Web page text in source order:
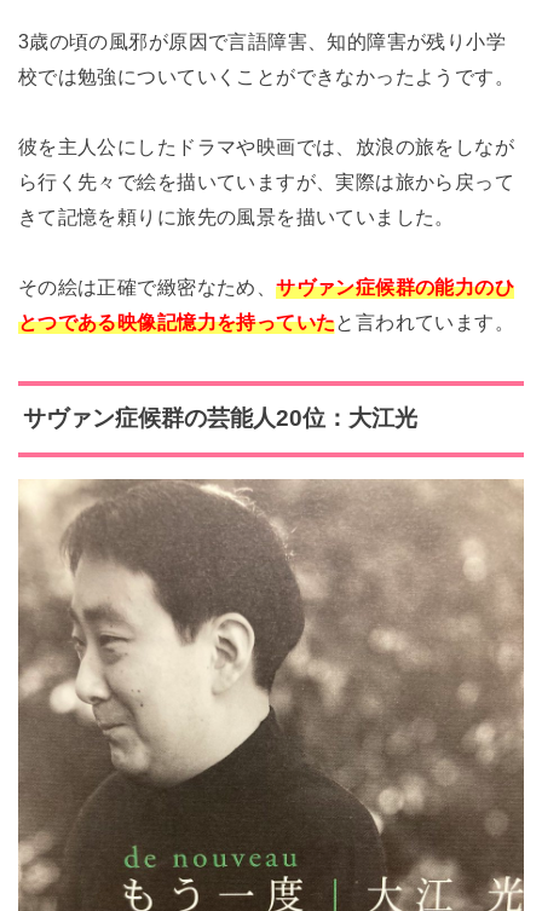
3歳の頃の風邪が原因で言語障害、知的障害が残り小学
校では勉強についていくことができなかったようです。
彼を主人公にしたドラマや映画では、放浪の旅をしなが
ら行く先々で絵を描いていますが、実際は旅から戻って
きて記憶を頼りに旅先の風景を描いていました。
その絵は正確で緻密なため、サヴァン症候群の能力のひ
とつである映像記憶力を持っていたと言われています。
サヴァン症候群の芸能人20位：大江光